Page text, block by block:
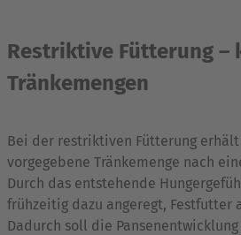
Restriktive Fütterung
Tränkemengen
Bei der restriktiven Fütterung
vorgegebene Tränkemenge nach
Durch das entstehende
frühzeitig dazu angeregt, Festfutter
Dadurch soll die